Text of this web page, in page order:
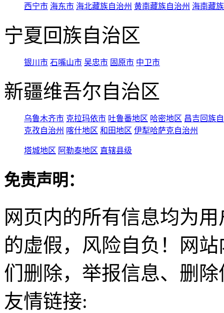
西宁市 海东市 海北藏族自治州 黄南藏族自治州 海南藏
宁夏回族自治区
银川市 石嘴山市 吴忠市 固原市 中卫市
新疆维吾尔自治区
乌鲁木齐市 克拉玛依市 吐鲁番地区 哈密地区 昌吉回族
克孜自治州 喀什地区 和田地区 伊犁哈萨克自治州
塔城地区 阿勒泰地区 直辖县级
免责声明：
网页内的所有信息均为
的虚假，风险自负！网
们删除，举报信息、删
友情链接: